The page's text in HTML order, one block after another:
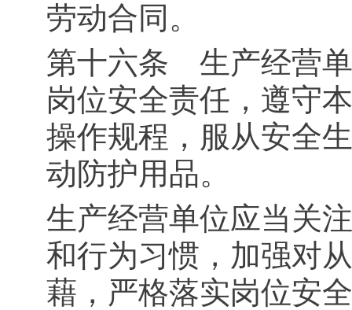
劳动合同。
第十六条 生产经营
岗位安全责任，遵守
操作规程，服从安全
动防护用品。
生产经营单位应当关
和行为习惯，加强对
藉，严格落实岗位安